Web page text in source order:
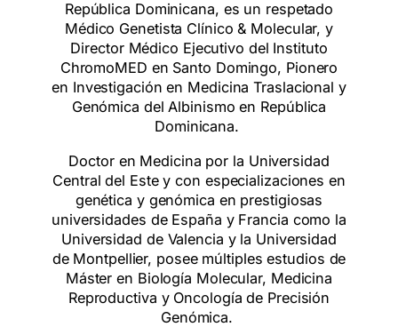
República Dominicana, es un respetado
Médico Genetista Clínico & Molecular, y
Director Médico Ejecutivo del Instituto
ChromoMED en Santo Domingo, Pionero
en Investigación en Medicina Traslacional y
Genómica del Albinismo en República
Dominicana.
Doctor en Medicina por la Universidad
Central del Este y con especializaciones en
genética y genómica en prestigiosas
universidades de España y Francia como la
Universidad de Valencia y la Universidad
de Montpellier, posee múltiples estudios de
Máster en Biología Molecular, Medicina
Reproductiva y Oncología de Precisión
Genómica.